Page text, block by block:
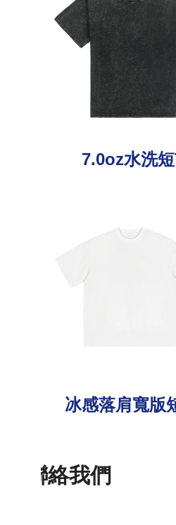
7.0oz水洗
冰感落肩寬版
聯絡我們